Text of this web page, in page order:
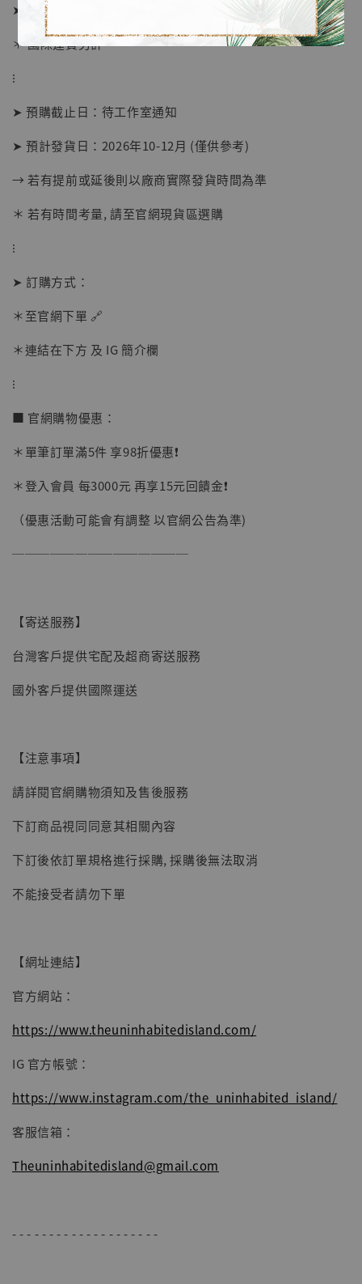
NT$ 1,870
【現貨】BJSTUDIO 1/6系列可動蒐藏人偶 讓
NT$ 4,980
NT$ 5,300
➤ 異色版價格 2580元 (訂金1380)
＊ 國際運費另計
⁝
➤ 預購截止日：待工作室通知
➤ 預計發貨日：2026年10-12月 (僅供參考)
→ 若有提前或延後則以廠商實際發貨時間為準
＊ 若有時間考量, 請至官網現貨區選購
⁝
➤ 訂購方式：
＊至官網下單 🔗
＊連結在下方 及 IG 簡介欄
⁝
■ 官網購物優惠：
＊單筆訂單滿5件 享98折優惠❗️
＊登入會員 每3000元 再享15元回饋金❗️
（優惠活動可能會有調整 以官網公告為準)
──────────────
【寄送服務】
台灣客戶提供宅配及超商寄送服務
國外客戶提供國際運送
【注意事項】
請詳閱官網購物須知及售後服務
下訂商品視同同意其相關內容
下訂後依訂單規格進行採購, 採購後無法取消
不能接受者請勿下單
【網址連結】
官方網站：
https://www.theuninhabitedisland.com/
IG 官方帳號：
https://www.instagram.com/the_uninhabited_island/
客服信箱：
Theuninhabitedisland@gmail.com
- - - - - - - - - - - - - - - - - - - -